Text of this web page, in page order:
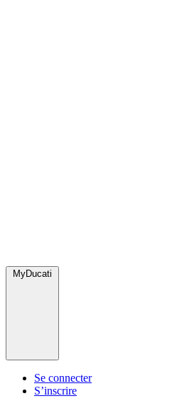
MyDucati
Se connecter
S’inscrire